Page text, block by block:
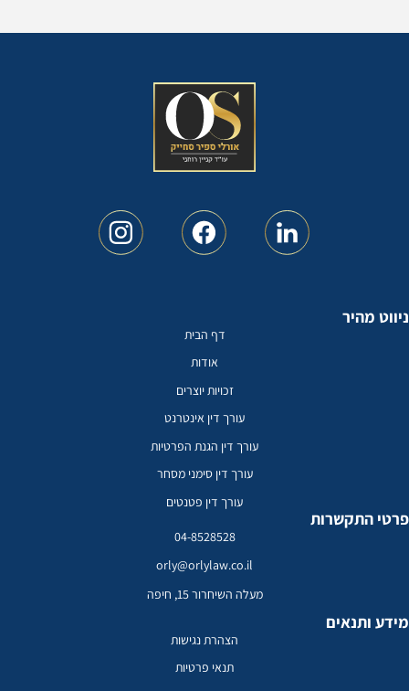
מהיר
דף הבית
אודות
זכויות יוצרים
עורך דין אינטרנט
עורך דין הגנת הפרטיות
עורך דין סימני מסחר
עורך דין פטנטים
ותנאים
הצהרת נגישות
תנאי פרטיות
התקשרות
04-8528528
orly@orlylaw.co.il
מעלה השיחרור 15, חיפה